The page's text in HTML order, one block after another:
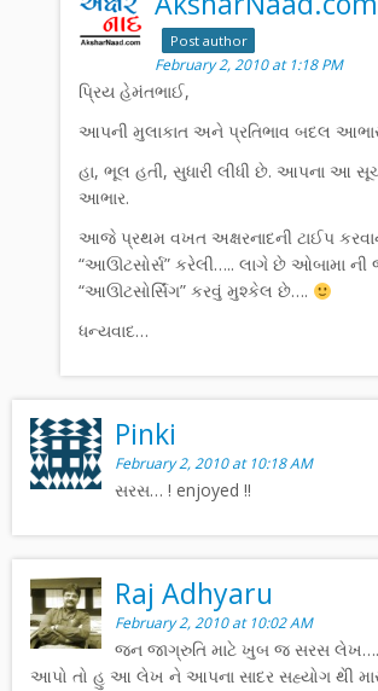
Post author
February 2, 2010 at 1:18 PM
પ્રિય હેમંતભાઈ,
આપની મુલાકાત અને પ્રતિભાવ બદલ
હા, ભૂલ હતી, સુધારી લીધી છે. આપના આ
આભાર.
આજે પ્રથમ વખત અક્ષરનાદની ટાઈપ
“આઊટસોર્સ” કરેલી….. લાગે છે ઓબામા
“આઊટસોર્સિંગ” કરવું મુશ્કેલ છે….
ધન્યવાદ…
Pinki
February 2, 2010 at 10:18 AM
સરસ… ! enjoyed !!
Raj Adhyaru
February 2, 2010 at 10:02 AM
જન જાગ્રુતિ માટે ખુબ જ સરસ
આપો તો હુ આ લેખ ને આપના સાદર સહ્યોગ થેી